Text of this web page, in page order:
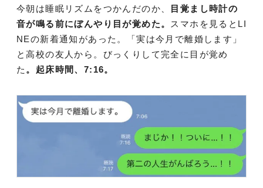
今朝は睡眠リズムをつかんだのか、
目覚まし時計の
音が鳴る前にぼんやり目が覚めた。 スマホを見るとLI
NEの新着通知があった。「実は今月で離婚します」
と高校の友人から。びっくりして完全に目が覚め
た 。起床時間、7:16。